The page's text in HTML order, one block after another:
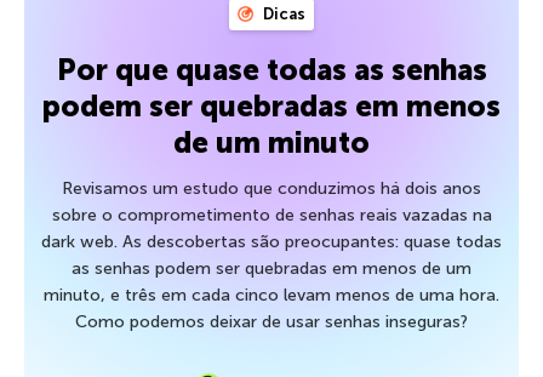
Dicas
Por que quase todas as senhas
podem ser quebradas em menos
de um minuto
Revisamos um estudo que conduzimos há dois anos
sobre o comprometimento de senhas reais vazadas na
dark web. As descobertas são preocupantes: quase todas
as senhas podem ser quebradas em menos de um
minuto, e três em cada cinco levam menos de uma hora.
Como podemos deixar de usar senhas inseguras?